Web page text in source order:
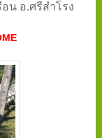
น อ.ศรีสำโรง